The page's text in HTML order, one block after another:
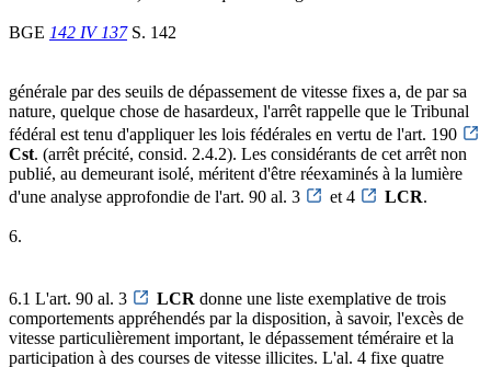
BGE 142 IV 137S. 142
générale par des seuils de dépassement de vitesse fixes a, de par sa
nature, quelque chose de hasardeux, l'arrêt rappelle que le Tribunal
fédéral est tenu d'appliquer les lois fédérales en vertu de l'art. 190
Cst. (arrêt précité, consid. 2.4.2). Les considérants de cet arrêt non
publié, au demeurant isolé, méritent d'être réexaminés à la lumière
d'une analyse approfondie de l'art. 90 al. 3
et 4 LCR.
6.
6.1 L'art. 90 al. 3 LCR donne une liste exemplative de trois
comportements appréhendés par la disposition, à savoir, l'excès de
vitesse particulièrement important, le dépassement téméraire et la
participation à des courses de vitesse illicites. L'al. 4 fixe quatre